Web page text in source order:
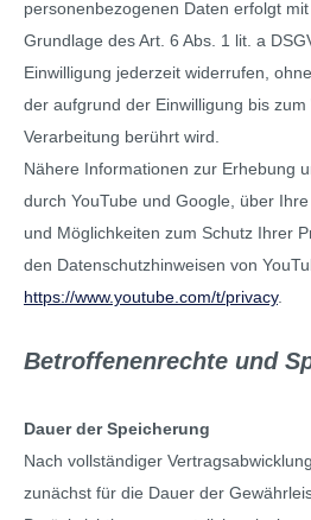
personenbezogenen Daten erfolgt
Grundlage des Art. 6 Abs. 1 lit. a
Einwilligung jederzeit widerrufen,
der aufgrund der Einwilligung bis
Verarbeitung berührt wird.
Nähere Informationen zur Erhebung
durch YouTube und Google, über
und Möglichkeiten zum Schutz Ihrer
den Datenschutzhinweisen von
https://www.youtube.com/t/privacy.
Betroffenenrechte und
Dauer der Speicherung
Nach vollständiger
zunächst für die Dauer der